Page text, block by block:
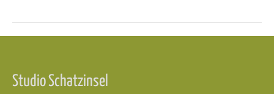
Studio Schatzinsel